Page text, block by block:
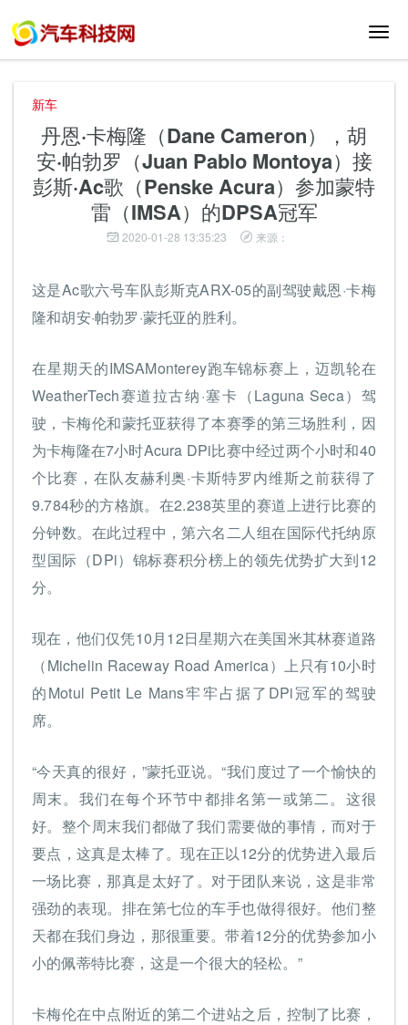
切
新车
丹恩·卡梅隆（Dane Cameron），胡
安·帕勃罗（Juan Pablo Montoya）接
彭斯·Ac歌（Penske Acura）参加蒙特
雷（IMSA）的DPSA冠军
2020-01-28 13:35:23 来源：
这是Ac歌六号车队彭斯克ARX-05的副驾驶戴恩·卡梅
隆和胡安·帕勃罗·蒙托亚的胜利。
在星期天的IMSAMonterey跑车锦标赛上，迈凯轮在
WeatherTech赛道拉古纳·塞卡（Laguna Seca）驾
驶，卡梅伦和蒙托亚获得了本赛季的第三场胜利，因
为卡梅隆在7小时Acura DPi比赛中经过两个小时和40
个比赛，在队友赫利奥·卡斯特罗内维斯之前获得了
9.784秒的方格旗。在2.238英里的赛道上进行比赛的
分钟数。在此过程中，第六名二人组在国际代托纳原
型国际（DPi）锦标赛积分榜上的领先优势扩大到12
分。
现在，他们仅凭10月12日星期六在美国米其林赛道路
（Michelin Raceway Road America）上只有10小时
的Motul Petit Le Mans牢牢占据了DPi冠军的驾驶
席。
“今天真的很好，”蒙托亚说。“我们度过了一个愉快的
周末。我们在每个环节中都排名第一或第二。这很
好。整个周末我们都做了我们需要做的事情，而对于
要点，这真是太棒了。现在正以12分的优势进入最后
一场比赛，那真是太好了。对于团队来说，这是非常
强劲的表现。排在第七位的车手也做得很好。他们整
天都在我们身边，那很重要。带着12分的优势参加小
小的佩蒂特比赛，这是一个很大的轻松。”
卡梅伦在中点附近的第二个进站之后，控制了比赛，